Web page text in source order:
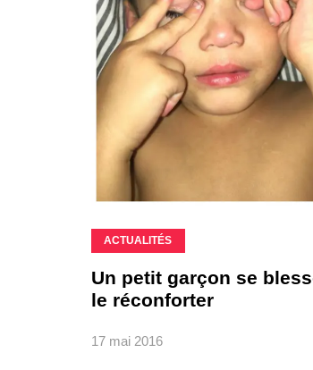
ACTUALITÉS
Un petit garçon se
le réconforter
17 mai 2016